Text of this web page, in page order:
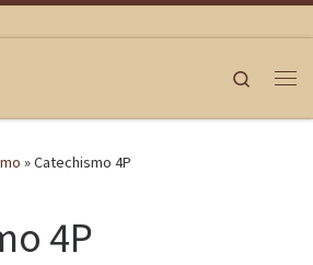
Search
»Catechismo 4P
4P